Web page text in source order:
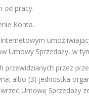
od pracy.
Konta.
Umowy Sprzedaży, w
przewidzianych przez
albo (3) jednostka
Umowę Sprzedaży